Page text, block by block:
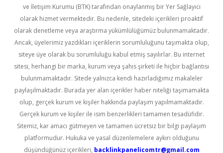
ve İletişim Kurumu (BTK) tarafından onaylanmış bir Yer Sağlayıcı
olarak hizmet vermektedir. Bu nedenle, sitedeki içerikleri proaktif
olarak denetleme veya araştırma yükümlülüğümüz bulunmamaktadır.
Ancak, üyelerimiz yazdıkları içeriklerin sorumluluğunu taşımakta olup,
siteye üye olarak bu sorumluluğu kabul etmiş sayılırlar. Bu internet
sitesi, herhangi bir marka, kurum veya şahıs şirketi ile hiçbir bağlantısı
bulunmamaktadır. Sitede yalnızca kendi hazırladığımız makaleler
paylaşılmaktadır. Burada yer alan içerikler haber niteliği taşımamakta
olup, gerçek kurum ve kişiler hakkında paylaşım yapılmamaktadır.
Gerçek kurum ve kişiler ile isim benzerlikleri tamamen tesadüfidir.
Sitemiz, kar amacı gütmeyen ve tamamen ücretsiz bir bilgi paylaşım
platformudur. Hukuka ve yasal düzenlemelere aykırı olduğunu
düşündüğünüz içerikleri, backlinkpanelicomtr@gmail.com